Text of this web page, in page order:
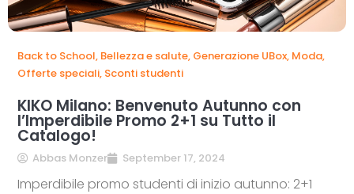
Back to School, Bellezza e salute, Generazione UBox, Moda,
Offerte speciali, Sconti studenti
KIKO Milano: Benvenuto Autunno con
l’Imperdibile Promo 2+1 su Tutto il
Catalogo!
Abbas Monzer September 17, 2024
Imperdibile promo studenti di inizio autunno: 2+1